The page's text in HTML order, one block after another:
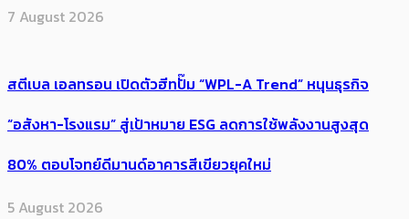
7 August 2026
สตีเบล เอลทรอน เปิดตัวฮีทปั๊ม “WPL-A Trend” หนุนธุรกิจ
“อสังหา-โรงแรม” สู่เป้าหมาย ESG ลดการใช้พลังงานสูงสุด
80% ตอบโจทย์ดีมานด์อาคารสีเขียวยุคใหม่
5 August 2026